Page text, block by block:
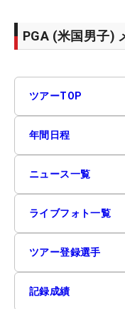
PGA (米国男子)
ツアーTOP
年間日程
ニュース一覧
ライブフォト一覧
ツアー登録選手
記録成績